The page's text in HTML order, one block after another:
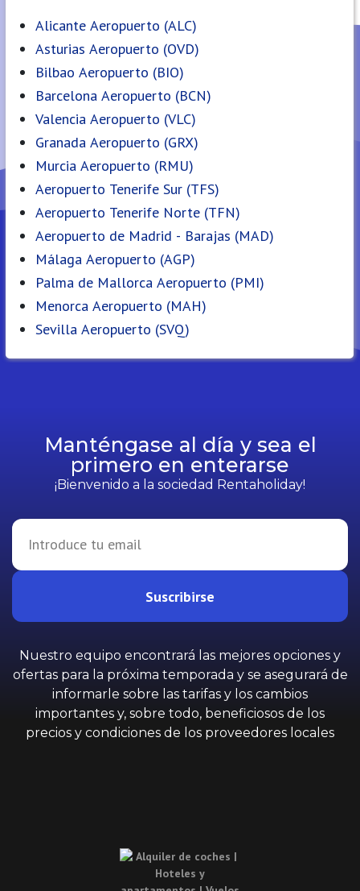
Alicante Aeropuerto (ALC)
Asturias Aeropuerto (OVD)
Bilbao Aeropuerto (BIO)
Barcelona Aeropuerto (BCN)
Valencia Aeropuerto (VLC)
Granada Aeropuerto (GRX)
Murcia Aeropuerto (RMU)
Aeropuerto Tenerife Sur (TFS)
Aeropuerto Tenerife Norte (TFN)
Aeropuerto de Madrid - Barajas (MAD)
Málaga Aeropuerto (AGP)
Palma de Mallorca Aeropuerto (PMI)
Menorca Aeropuerto (MAH)
Sevilla Aeropuerto (SVQ)
Manténgase al día y sea el
primero en enterarse
¡Bienvenido a la sociedad Rentaholiday!
Suscribirse
Nuestro equipo encontrará las mejores opciones y
ofertas para la próxima temporada y se asegurará de
informarle sobre las tarifas y los cambios
importantes y, sobre todo, beneficiosos de los
precios y condiciones de los proveedores locales